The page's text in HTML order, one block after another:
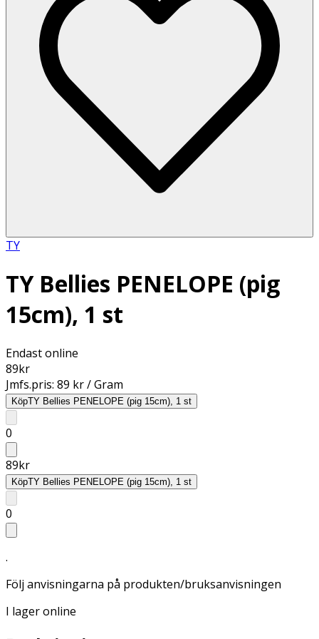
TY
TY Bellies PENELOPE (pig
15cm), 1 st
Endast online
89kr
Jmfs.pris: 89 kr / Gram
KöpTY Bellies PENELOPE (pig 15cm), 1 st
0
89kr
KöpTY Bellies PENELOPE (pig 15cm), 1 st
0
.
Följ anvisningarna på produkten/bruksanvisningen
I lager online